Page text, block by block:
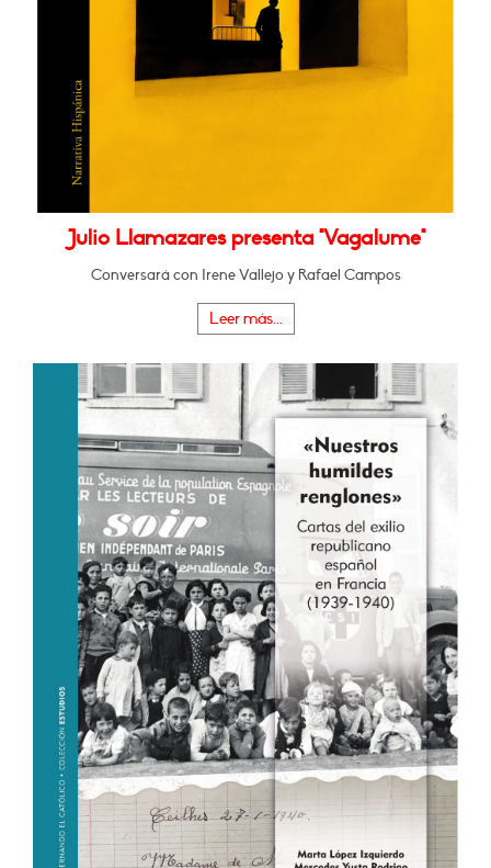
Julio Llamazares presenta "Vagalume"
Conversará con Irene Vallejo y Rafael Campos
Leer más...